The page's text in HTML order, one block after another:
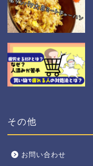
その他
お問い合わせ